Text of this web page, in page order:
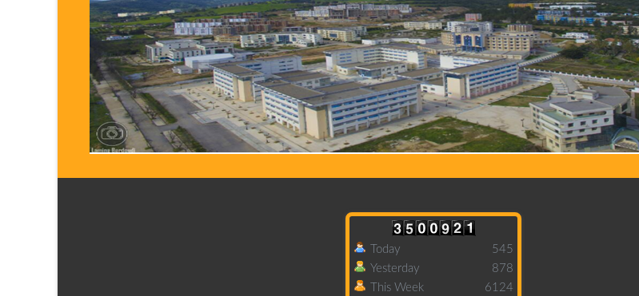
Today
Yesterday
This Week
545
878
6124